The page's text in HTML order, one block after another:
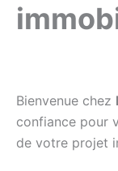
Bienvenue chez
confiance pour
de votre projet